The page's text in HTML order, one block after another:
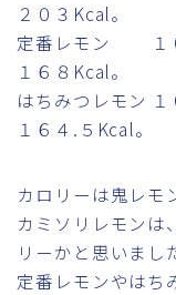
２０３Kcal。
定番レモン １０
１６８Kcal。
はちみつレモン
１６４.５Kcal。
カロリーは鬼レモ
カミソリレモンは
リーかと思いまし
定番レモンやはち